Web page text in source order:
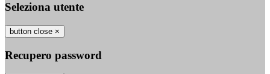
Seleziona utente
button close ×
Recupero password